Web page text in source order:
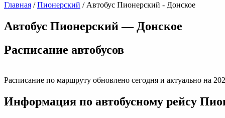
Главная /Пионерский / Автобус Пионерский - Донское
Автобус Пионерский — Донское
Раcписание автобусов
Расписание по маршруту обновлено сегодня и актуально на
Информация по автобусному рейсу